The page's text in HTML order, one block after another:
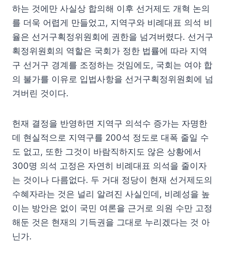
하는 것에만 사실상 합의해 이후 선거제도 개혁 논의
를 더욱 어렵게 만들었고, 지역구와 비례대표 의석 비
율은 선거구획정위원회에 권한을 넘겨버렸다. 선거구
획정위원회의 역할은 국회가 정한 법률에 따라 지역
구 선거구 경계를 조정하는 것임에도, 국회는 여야 합
의 불가를 이유로 입법사항을 선거구획정위원회에 넘
겨버린 것이다.
헌재 결정을 반영하면 지역구 의석수 증가는 자명한
데 현실적으로 지역구를 200석 정도로 대폭 줄일 수
도 없고, 또한 그것이 바람직하지도 않은 상황에서
300명 의석 고정은 자연히 비례대표 의석을 줄이자
는 것이나 다름없다. 두 거대 정당이 현재 선거제도의
수혜자라는 것은 널리 알려진 사실인데, 비례성을 높
이는 방안은 없이 국민 여론을 근거로 의원 수만 고정
해둔 것은 현재의 기득권을 그대로 누리겠다는 것 아
닌가.